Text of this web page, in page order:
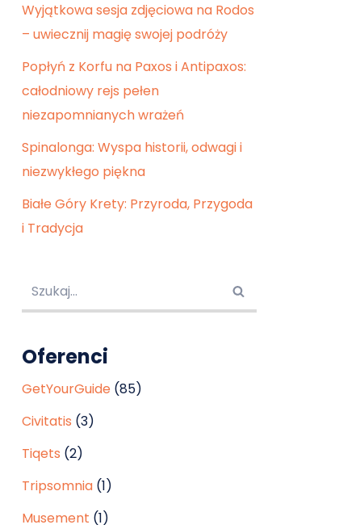
Wyjątkowa sesja zdjęciowa na Rodos
– uwiecznij magię swojej podróży
Popłyń z Korfu na Paxos i Antipaxos:
całodniowy rejs pełen
niezapomnianych wrażeń
Spinalonga: Wyspa historii, odwagi i
niezwykłego piękna
Białe Góry Krety: Przyroda, Przygoda
i Tradycja
Oferenci
GetYourGuide (85)
Civitatis (3)
Tiqets (2)
Tripsomnia (1)
Musement (1)